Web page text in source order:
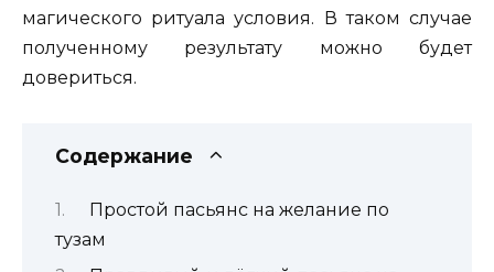
магического ритуала условия. В таком случае
полученному результату можно будет
довериться.
Содержание
Простой пасьянс на желание по
тузам